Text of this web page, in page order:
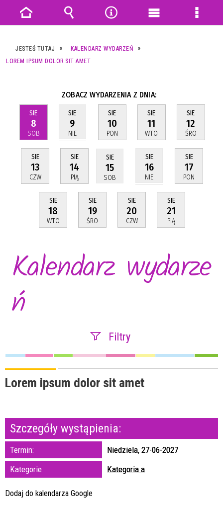
JESTEŚ TUTAJ
KALENDARZ WYDARZEŃ
LOREM IPSUM DOLOR SIT AMET
ZOBACZ WYDARZENIA Z DNIA:
SIE
8
SOB
SIE
9
NIE
SIE
10
PON
SIE
11
WTO
SIE
12
ŚRO
SIE
13
CZW
SIE
14
PIĄ
SIE
15
SOB
SIE
16
NIE
SIE
17
PON
SIE
18
WTO
SIE
19
ŚRO
SIE
20
CZW
SIE
21
PIĄ
Kalendarz wydarze
ń
Filtry
Trwające w
zakresie
Miejsce
Lorem ipsum dolor sit amet
Szczegóły wystąpienia:
Termin:
Niedziela, 27-06-2027
Kategorie
Kategoria a
Dodaj do kalendarza Google
Strona
główna
Wyszukiwarka
NarzędziaMenu
Menu